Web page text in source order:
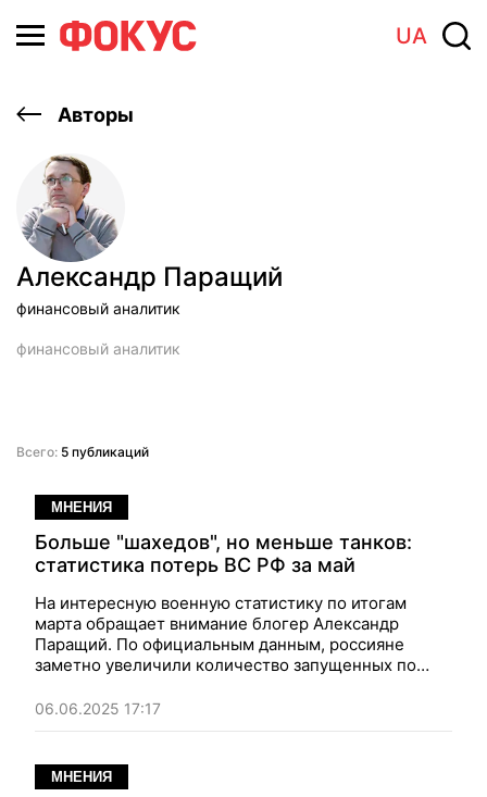
UA
Авторы
Александр Паращий
финансовый аналитик
финансовый аналитик
Всего: 5 публикаций
МНЕНИЯ
Больше "шахедов", но меньше танков:
статистика потерь ВС РФ за май
На интересную военную статистику по итогам
марта обращает внимание блогер Александр
Паращий. По официальным данным, россияне
заметно увеличили количество запущенных по
применение бронетехники.
06.06.2025 17:17
МНЕНИЯ